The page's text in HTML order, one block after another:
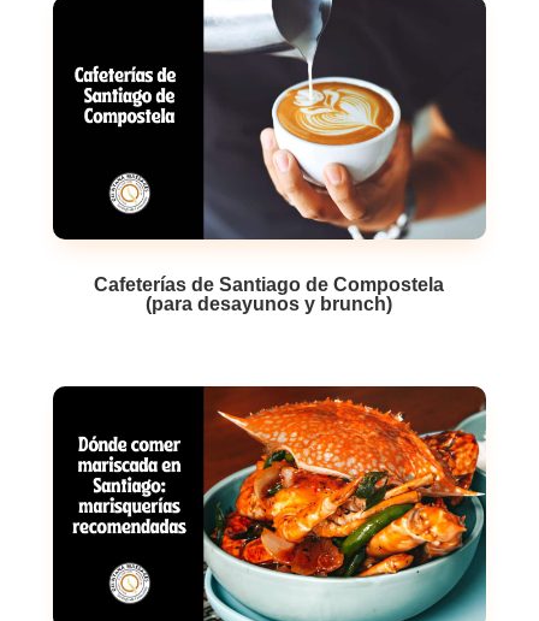
Cafeterías de Santiago de Compostela
(para desayunos y brunch)